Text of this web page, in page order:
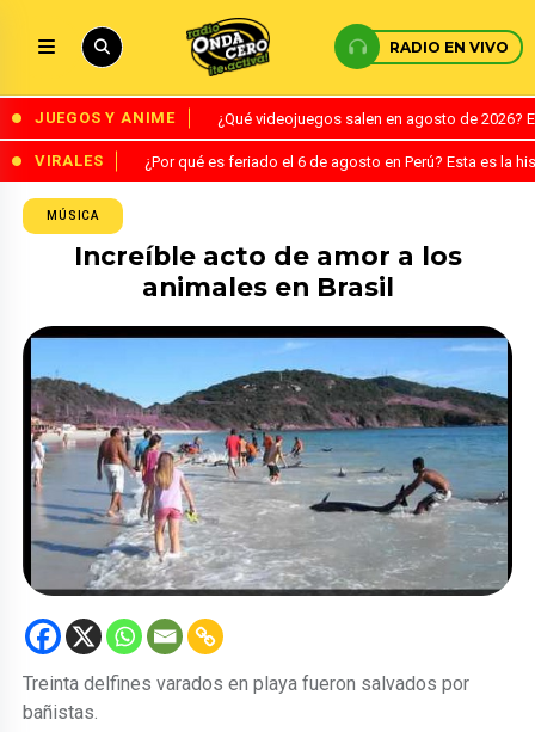
RADIO EN VIVO
JUEGOS Y ANIME ¿Qué videojuegos salen en agosto de
VIRALES ¿Por qué es feriado el 6 de agosto en Perú? Esta es la
MÚSICA
Increíble acto de amor a los
animales en Brasil
Treinta delfines varados en playa fueron salvados por
bañistas.